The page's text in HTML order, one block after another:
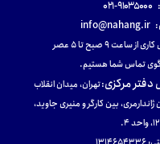
۹۱۰۳۵۰۰۰-۰۲۱
info@nahang.ir
از ساعت ۹ صبح تا ۵ عصر
تماس شما هستیم.
دفتر مرکزی:تهران، میدان انقلاب
ژاندارمری، بین کارگر و منیری جاوید،